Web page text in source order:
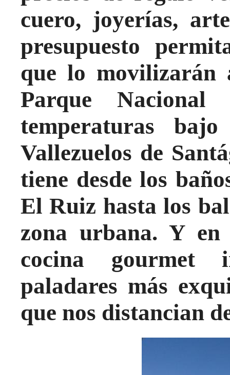
cuero, joyerías,
presupuesto
que lo movilizarán
Parque
temperaturas
Vallezuelos de
tiene desde los
El Ruiz hasta los
zona urbana. Y
cocina gourmet
paladares más
que nos distancian